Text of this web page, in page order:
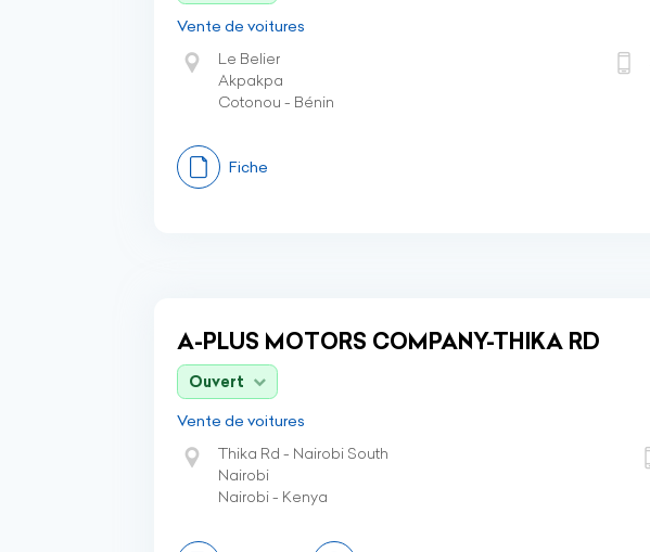
Vente de voitures
Le Belier
Akpakpa
Cotonou - Bénin
Fiche
A-PLUS MOTORS COMPANY-THIKA RD
Ouvert
Vente de voitures
Thika Rd - Nairobi South
Nairobi
Nairobi - Kenya